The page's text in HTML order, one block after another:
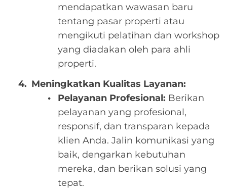
mendapatkan wawasan baru
tentang pasar properti atau
mengikuti pelatihan dan workshop
yang diadakan oleh para ahli
properti.
Meningkatkan Kualitas Layanan:
Pelayanan Profesional: Berikan
pelayanan yang profesional,
responsif, dan transparan kepada
klien Anda. Jalin komunikasi yang
baik, dengarkan kebutuhan
mereka, dan berikan solusi yang
tepat.